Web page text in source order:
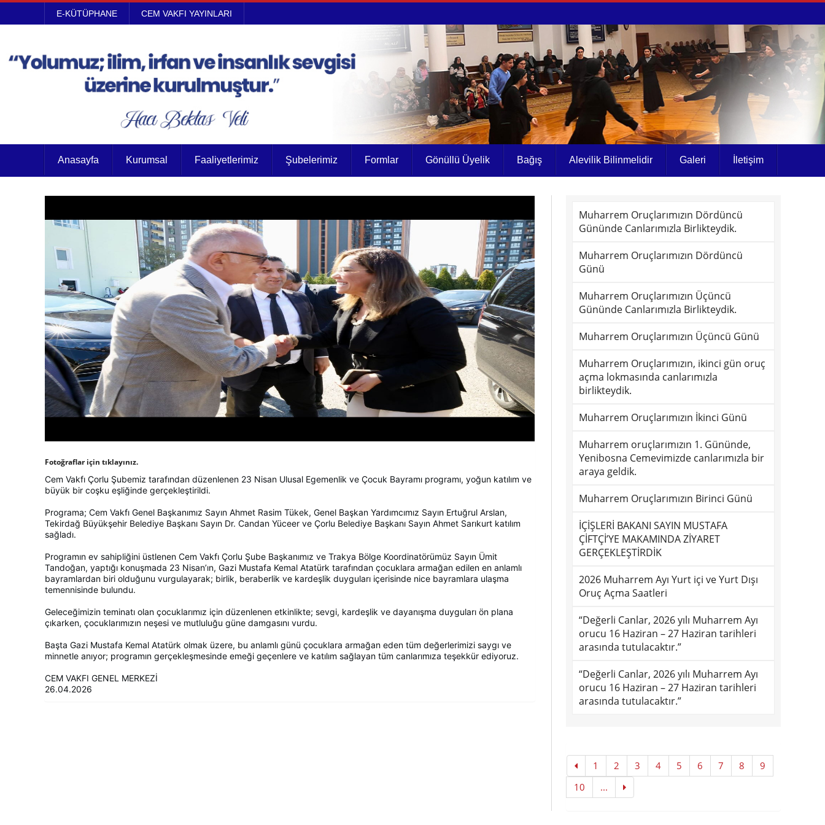
E-KÜTÜPHANE CEM VAKFI YAYINLARI
Anasayfa Kurumsal Faaliyetlerimiz Şubelerimiz Formlar Gönüllü Üyelik Bağış Alevilik Bilinmelidir Galeri İletişim
Fotoğraflar için tıklayınız.
Cem Vakfı Çorlu Şubemiz tarafından düzenlenen 23 Nisan Ulusal Egemenlik ve Çocuk Bayramı programı, yoğun katılım ve
büyük bir coşku eşliğinde gerçekleştirildi.
Programa; Cem Vakfı Genel Başkanımız Sayın Ahmet Rasim Tükek, Genel Başkan Yardımcımız Sayın Ertuğrul Arslan,
Tekirdağ Büyükşehir Belediye Başkanı Sayın Dr. Candan Yüceer ve Çorlu Belediye Başkanı Sayın Ahmet Sarıkurt katılım
sağladı.
Programın ev sahipliğini üstlenen Cem Vakfı Çorlu Şube Başkanımız ve Trakya Bölge Koordinatörümüz Sayın Ümit
Tandoğan, yaptığı konuşmada 23 Nisan’ın, Gazi Mustafa Kemal Atatürk tarafından çocuklara armağan edilen en anlamlı
bayramlardan biri olduğunu vurgulayarak; birlik, beraberlik ve kardeşlik duyguları içerisinde nice bayramlara ulaşma
temennisinde bulundu.
Geleceğimizin teminatı olan çocuklarımız için düzenlenen etkinlikte; sevgi, kardeşlik ve dayanışma duyguları ön plana
çıkarken, çocuklarımızın neşesi ve mutluluğu güne damgasını vurdu.
Başta Gazi Mustafa Kemal Atatürk olmak üzere, bu anlamlı günü çocuklara armağan eden tüm değerlerimizi saygı ve
minnetle anıyor; programın gerçekleşmesinde emeği geçenlere ve katılım sağlayan tüm canlarımıza teşekkür ediyoruz.
CEM VAKFI GENEL MERKEZİ
26.04.2026
Muharrem Oruçlarımızın Dördüncü
Gününde Canlarımızla Birlikteydik.
Muharrem Oruçlarımızın Dördüncü
Günü
Muharrem Oruçlarımızın Üçüncü
Gününde Canlarımızla Birlikteydik.
Muharrem Oruçlarımızın Üçüncü Günü
Muharrem Oruçlarımızın, ikinci gün oruç
açma lokmasında canlarımızla
birlikteydik.
Muharrem Oruçlarımızın İkinci Günü
Muharrem oruçlarımızın 1. Gününde,
Yenibosna Cemevimizde canlarımızla bir
araya geldik.
Muharrem Oruçlarımızın Birinci Günü
İÇİŞLERİ BAKANI SAYIN MUSTAFA
ÇİFTÇİ’YE MAKAMINDA ZİYARET
GERÇEKLEŞTİRDİK
2026 Muharrem Ayı Yurt içi ve Yurt Dışı
Oruç Açma Saatleri
“Değerli Canlar, 2026 yılı Muharrem Ayı
orucu 16 Haziran – 27 Haziran tarihleri
arasında tutulacaktır.”
“Değerli Canlar, 2026 yılı Muharrem Ayı
orucu 16 Haziran – 27 Haziran tarihleri
arasında tutulacaktır.”
1 2 3 4 5 6 7 8
9
10
...